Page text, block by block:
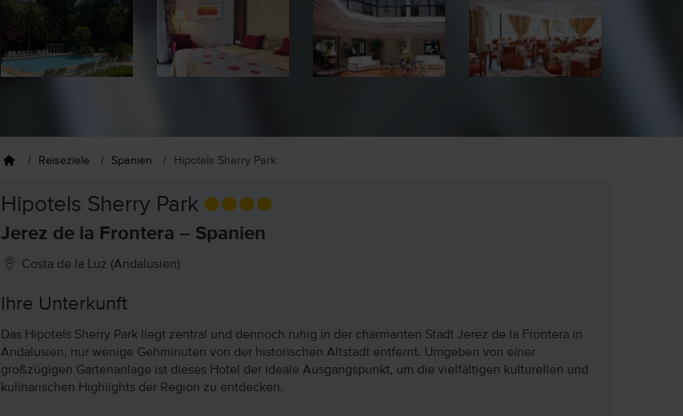
Reiseziele Spanien Hipotels Sherry Park
Hipotels Sherry Park
Jerez de la Frontera – Spanien
Costa de la Luz (Andalusien)
Ihre Unterkunft
Das Hipotels Sherry Park liegt zentral und dennoch ruhig in der charmanten Stadt Jerez de la Frontera in
Andalusien, nur wenige Gehminuten von der historischen Altstadt entfernt. Umgeben von einer
großzügigen Gartenanlage ist dieses Hotel der ideale Ausgangspunkt, um die vielfältigen kulturellen und
kulinarischen Highlights der Region zu entdecken.